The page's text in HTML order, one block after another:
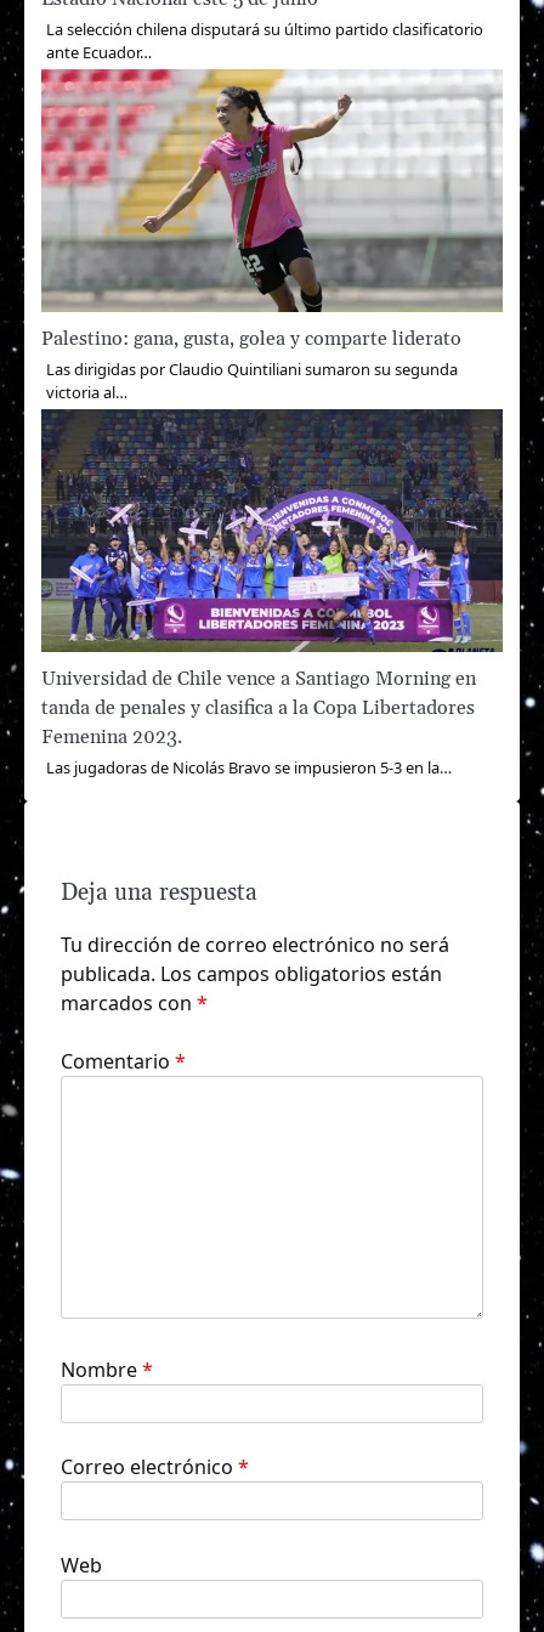
La selección chilena disputará su último partido clasificatorio
ante Ecuador…
Palestino: gana, gusta, golea y comparte liderato
Las dirigidas por Claudio Quintiliani sumaron su segunda
victoria al…
Universidad de Chile vence a Santiago Morning en
tanda de penales y clasifica a la Copa Libertadores
Femenina 2023.
Las jugadoras de Nicolás Bravo se impusieron 5-3 en la…
Deja una respuesta
Tu dirección de correo electrónico no será
publicada. Los campos obligatorios están
marcados con *
Comentario *
Nombre*
Correo electrónico *
Web